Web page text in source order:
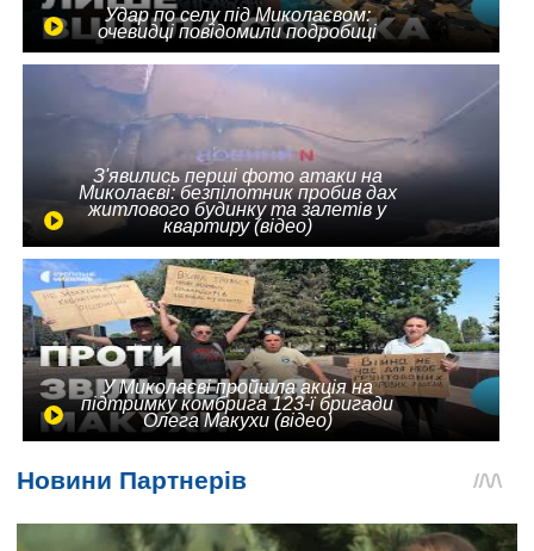
Удар по селу під Миколаєвом:
очевидці повідомили подробиці
З'явились перші фото атаки на
Миколаєві: безпілотник пробив дах
житлового будинку та залетів у
квартиру (відео)
У Миколаєві пройшла акція на
підтримку комбрига 123-ї бригади
Олега Макухи (відео)